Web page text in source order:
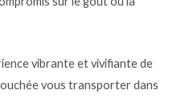
vibrante et vivifiante de
vous transporter dans